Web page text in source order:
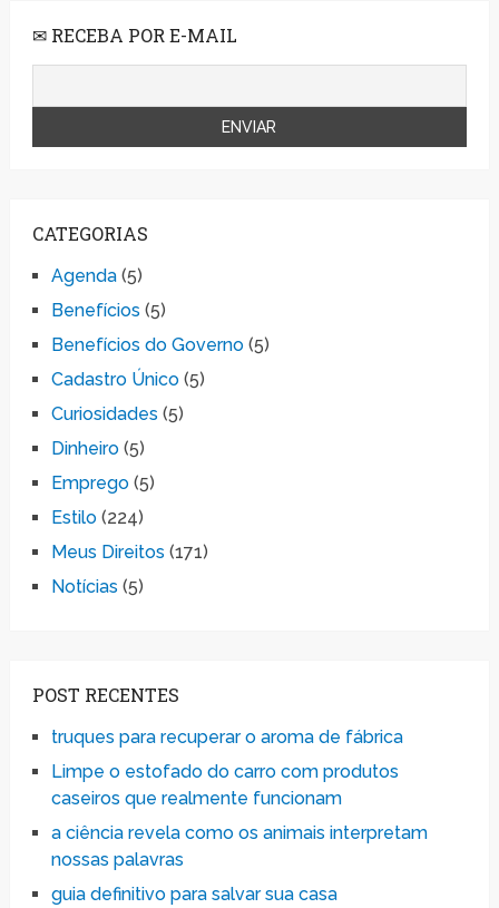
✉ RECEBA POR E-MAIL
CATEGORIAS
Agenda(5)
Benefícios (5)
Benefícios do Governo(5)
Cadastro Único(5)
Curiosidades (5)
Dinheiro(5)
Emprego(5)
Estilo(224)
Meus Direitos (171)
Notícias (5)
POST RECENTES
truques para recuperar o aroma de fábrica
Limpe o estofado do carro com produtos
caseiros que realmente funcionam
a ciência revela como os animais interpretam
nossas palavras
guia definitivo para salvar sua casa